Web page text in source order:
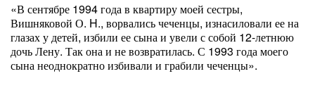
«В сентябре 1994 года в квартиру моей сестры,
Вишняковой О. H., ворвались чеченцы, изнасиловали ее на
глазах у детей, избили ее сына и увели с собой 12-летнюю
дочь Лену. Так она и не возвратилась. С 1993 года моего
сына неоднократно избивали и грабили чеченцы».